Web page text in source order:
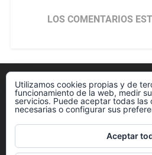
LOS COMENTARIOS
Política de cookies
Más información sobre las cookies
Utilizamos cookies propias y de
funcionamiento de la web, medir
servicios. Puede aceptar todas las
necesarias o configurar sus
Aceptar